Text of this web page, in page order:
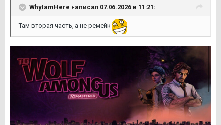
WhyIamHere написал 07.06.2026 в 11:21:
Там вторая часть, а не ремейк